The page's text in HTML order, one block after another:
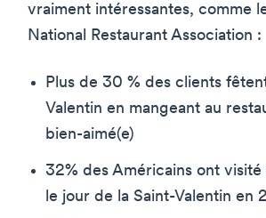
vraiment intéressantes, comme
National Restaurant Association :
Plus de 30 % des clients
Valentin en mangeant au
bien-aimé(e)
32% des Américains ont
le jour de la Saint-Valentin en